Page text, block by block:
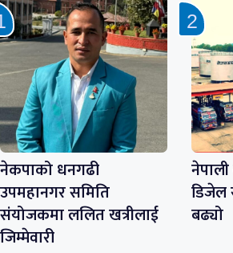
नेकपाको धनगढी
उपमहानगर समिति
संयोजकमा ललित खत्रीलाई
जिम्मेवारी
डिजेल
बढ्यो